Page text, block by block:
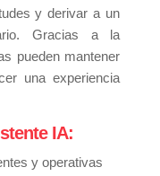
y derivar a un
Gracias a la
pueden mantener
una experiencia
IA:
y operativas